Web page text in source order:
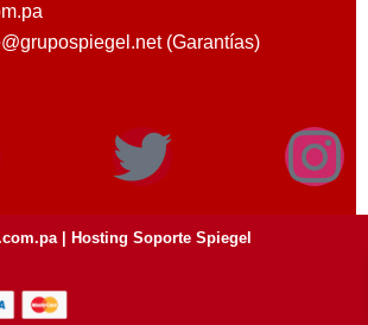
(Garantías)
| Hosting Soporte Spiegel